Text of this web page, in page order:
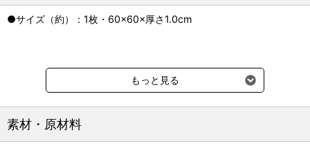
様です。
●裏面滑り止め付き
裏面は床に吸着するタイプの滑り止め付き。
掃除機をかけるときや、愛犬が走り回るときもズレにくい仕様で
す。
●サイズ（約）：1枚・60×60×厚さ1.0cm
もっと見る
素材・原材料